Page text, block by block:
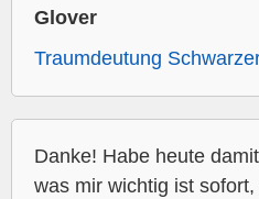
Glover
Traumdeutung
Danke! Habe heute
was mir wichtig ist